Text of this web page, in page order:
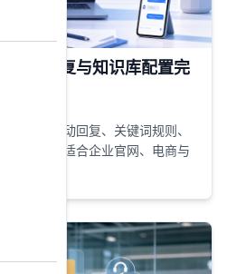
自动回复与知识库配置完
，包括自动回复、关键词规则、
化技巧，适合企业官网、电商与